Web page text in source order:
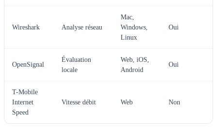
Wireshark Analyse réseau
Mac,
Windows,
Linux
Oui
OpenSignal
Évaluation
locale
Web, iOS,
Android
Oui
T-Mobile
Internet
Speed
Vitesse débit Web Non